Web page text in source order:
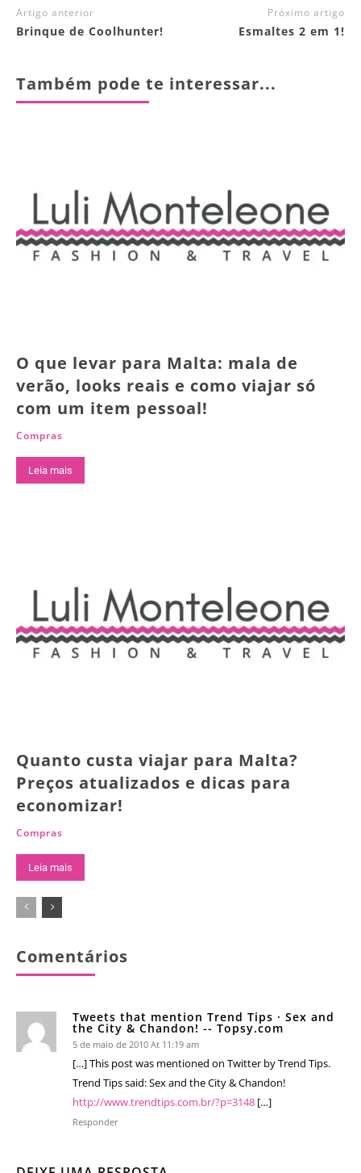
Artigo anterior
Brinque de Coolhunter!
Próximo artigo
Esmaltes 2 em 1!
Também pode te interessar...
O que levar para Malta: mala de
verão, looks reais e como viajar só
com um item pessoal!
Compras
Leia mais
Quanto custa viajar para Malta?
Preços atualizados e dicas para
economizar!
Compras
Leia mais
Comentários
Tweets that mention Trend Tips · Sex and
the City & Chandon! -- Topsy.com
5 de maio de 2010 At 11:19 am
[…] This post was mentioned on Twitter by Trend Tips.
Trend Tips said: Sex and the City & Chandon!
http://www.trendtips.com.br/?p=3148 […]
Responder